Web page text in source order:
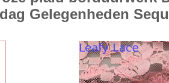
Gelegenheden